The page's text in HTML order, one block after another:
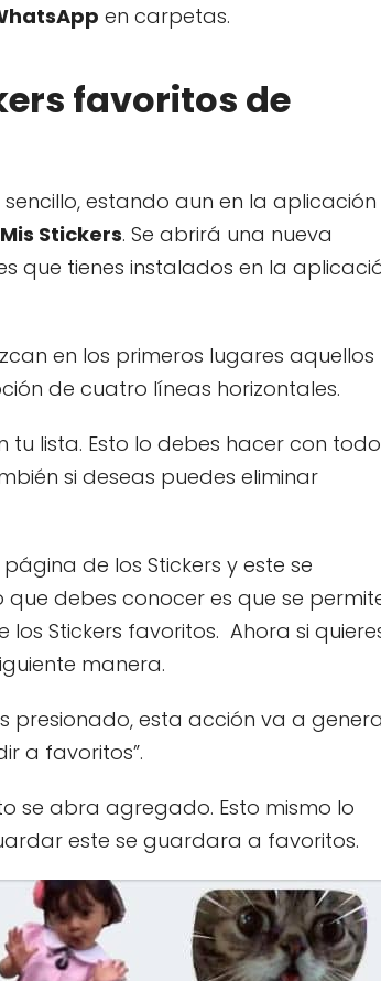
en carpetas.
favoritos de
estando aun en la aplicación
Stickers. Se abrirá una nueva
que tienes instalados en la
en los primeros lugares aquellos
de cuatro líneas horizontales.
lista. Esto lo debes hacer con
si deseas puedes eliminar
de los Stickers y este se
debes conocer es que se
Stickers favoritos. Ahora si
manera.
presionado, esta acción va a
a favoritos”.
se abra agregado. Esto mismo lo
este se guardara a favoritos.